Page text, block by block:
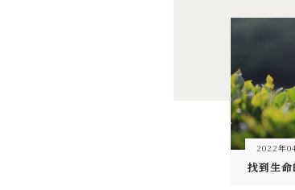
2022年
找到生